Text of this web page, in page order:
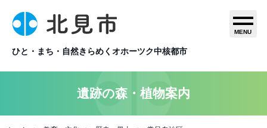
ひと・まち・自然きらめくオホーツク中核都市
MENU
遺跡の森・植物案内